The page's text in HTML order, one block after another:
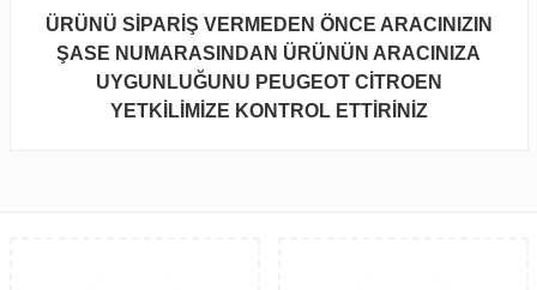
ÜRÜNÜ SİPARİŞ VERMEDEN ÖNCE ARACINIZIN
ŞASE NUMARASINDAN ÜRÜNÜN ARACINIZA
UYGUNLUĞUNU PEUGEOT CİTROEN
YETKİLİMİZE KONTROL ETTİRİNİZ